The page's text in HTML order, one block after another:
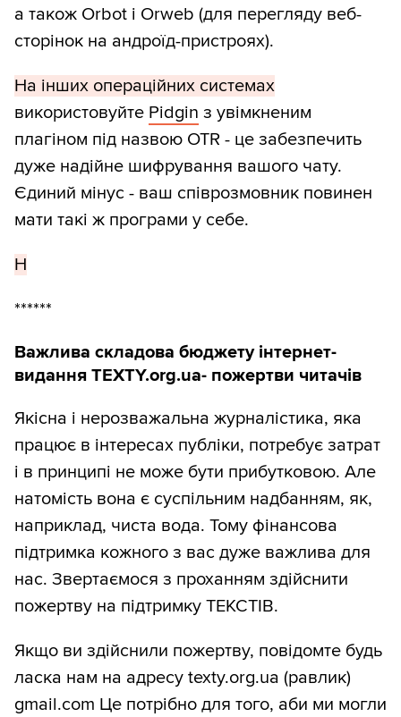
а також Orbot і Orweb (для перегляду веб-
сторінок на андроїд-пристроях).
На інших операційних системах
використовуйте Pidgin з увімкненим
плагіном під назвою OTR - це забезпечить
дуже надійне шифрування вашого чату.
Єдиний мінус - ваш співрозмовник повинен
мати такі ж програми у себе.
Н
******
Важлива складова бюджету інтернет-
видання TEXTY.org.ua- пожертви читачів
Якісна і нерозважальна журналістика, яка
працює в інтересах публіки, потребує затрат
і в принципі не може бути прибутковою. Але
натомість вона є суспільним надбанням, як,
наприклад, чиста вода. Тому фінансова
підтримка кожного з вас дуже важлива для
нас. Звертаємося з проханням здійснити
пожертву на підтримку ТЕКСТІВ.
Якщо ви здійснили пожертву, повідомте будь
ласка нам на адресу texty.org.ua (равлик)
gmail.com Це потрібно для того, аби ми могли